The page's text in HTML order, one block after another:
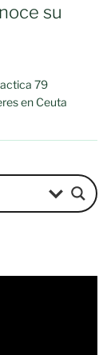
su
79
en Ceuta